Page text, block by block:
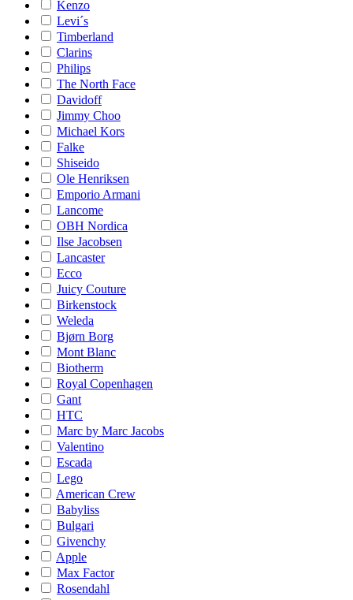
Kenzo
Levi´s
Timberland
Clarins
Philips
The North Face
Davidoff
Jimmy Choo
Michael Kors
Falke
Shiseido
Ole Henriksen
Emporio Armani
Lancome
OBH Nordica
Ilse Jacobsen
Lancaster
Ecco
Juicy Couture
Birkenstock
Weleda
Bjørn Borg
Mont Blanc
Biotherm
Royal Copenhagen
Gant
HTC
Marc by Marc Jacobs
Valentino
Escada
Lego
American Crew
Babyliss
Bulgari
Givenchy
Apple
Max Factor
Rosendahl